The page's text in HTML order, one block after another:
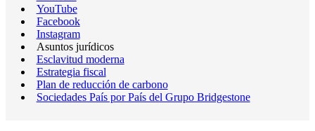
YouTube
Facebook
Instagram
Asuntos jurídicos
Esclavitud moderna
Estrategia fiscal
Plan de reducción de carbono
Sociedades País por País del Grupo Bridgestone